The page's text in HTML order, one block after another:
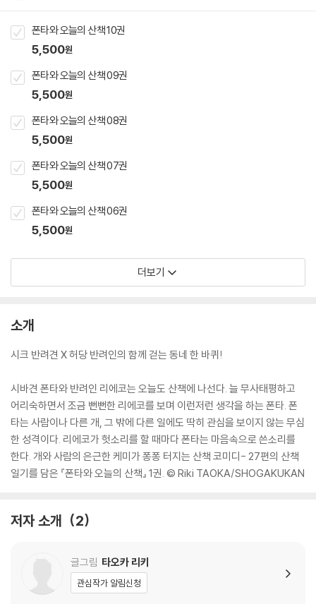
폰타와 오늘의 산책 10권
5,500원
폰타와 오늘의 산책 09권
5,500원
폰타와 오늘의 산책 08권
5,500원
폰타와 오늘의 산책 07권
5,500원
폰타와 오늘의 산책 06권
5,500원
더보기
소개
시크 반려견 X 허당 반려인의 함께 걷는 동네 한 바퀴!
시바견 폰타와 반려인 리에코는 오늘도 산책에 나선다. 늘 무사태평하고
어리숙하면서 조금 뻔뻔한 리에코를 보며 이런저런 생각을 하는 폰타. 폰
타는 사람이나 다른 개, 그 밖에 다른 일에도 딱히 관심을 보이지 않는 무심
한 성격이다. 리에코가 헛소리를 할 때마다 폰타는 마음속으로 쓴소리를
한다. 개와 사람의 은근한 케미가 퐁퐁 터지는 산책 코미디- 27편의 산책
일기를 담은 『폰타와 오늘의 산책』 1권. © Riki TAOKA/SHOGAKUKAN
저자 소개 2
글그림 타오카 리키
관심작가 알림신청